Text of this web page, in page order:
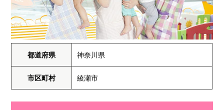
都道府県 神奈川県
市区町村 綾瀬市